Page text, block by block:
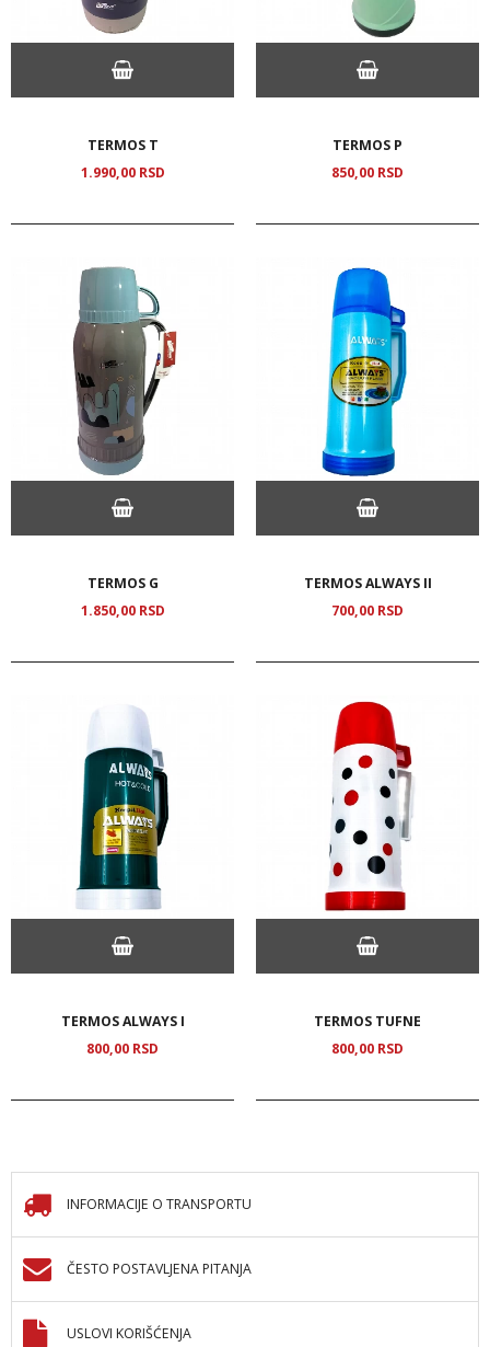
TERMOS T
1.990,00 RSD
TERMOS P
850,00 RSD
TERMOS G
1.850,00 RSD
TERMOS ALWAYS II
700,00 RSD
TERMOS ALWAYS I
800,00 RSD
TERMOS TUFNE
800,00 RSD
INFORMACIJE O TRANSPORTU
ČESTO POSTAVLJENA PITANJA
USLOVI KORIŠĆENJA